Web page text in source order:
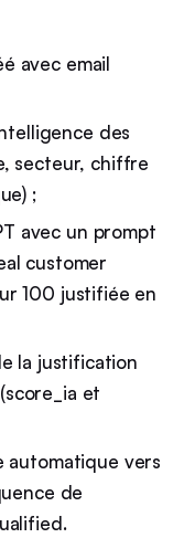
avec email
des
secteur, chiffre
;
avec un prompt
customer
100 justifiée en
la justification
et
automatique vers
de